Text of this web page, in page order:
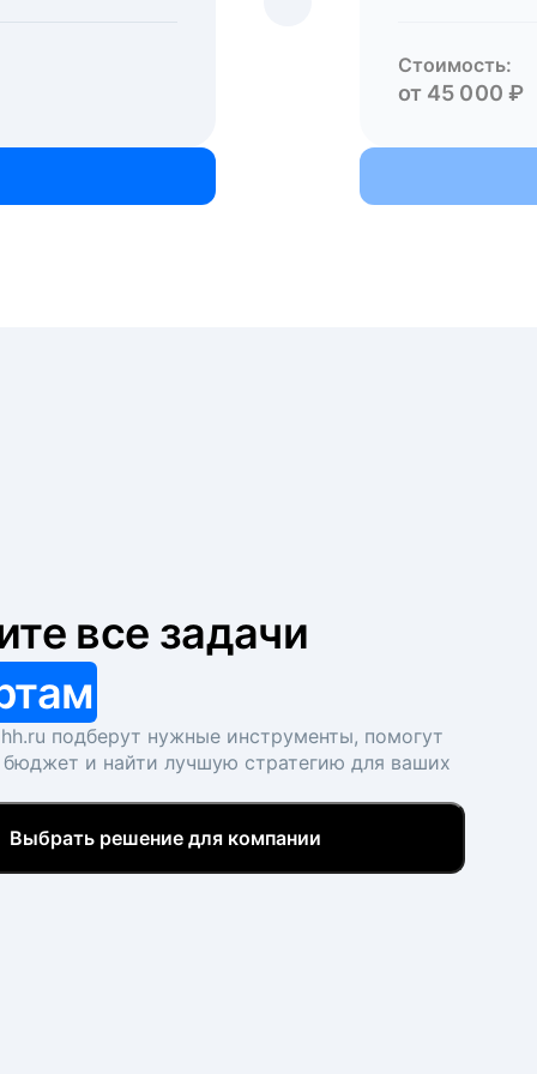
Стоимость:
от 45 000 ₽
все задачи
подберут нужные инструменты, помогут
бюджет и найти лучшую стратегию для ваших
Выбрать решение для компании